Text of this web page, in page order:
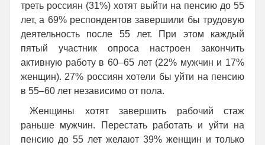
треть россиян (31%) хотят выйти на пенсию до 55
лет, а 69% респондентов завершили бы трудовую
деятельность после 55 лет. При этом каждый
пятый участник опроса настроен закончить
активную работу в 60–65 лет (22% мужчин и 17%
женщин). 27% россиян хотели бы уйти на пенсию
в 55–60 лет независимо от пола.
Женщины хотят завершить рабочий стаж
раньше мужчин. Перестать работать и уйти на
пенсию до 55 лет желают 39% женщин и только